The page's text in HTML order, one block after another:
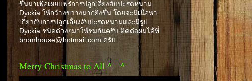
ขึ้นมาเพื่อเผยแพร่การปลูกเลี้ยงสับปะรดหนาม
Dyckia ให้กว้างขวางมากยิ่งขึ้น โดยจะมีเนื้อหา
เกี่ยวกับการปลูกเลี้ยงสับปะรดหนามและมีรูป
Dyckia ชนิดต่างๆมาให้ชมกันครับ ติดต่อผมได้ที่
bromhouse@hotmail.com ครับ
Merry Christmas to All ^__^